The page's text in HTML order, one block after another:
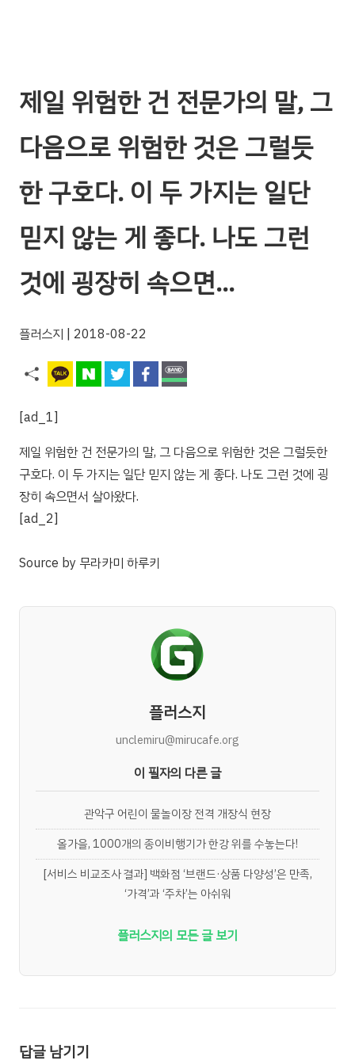
제일 위험한 건 전문가의 말, 그
다음으로 위험한 것은 그럴듯
한 구호다. 이 두 가지는 일단
믿지 않는 게 좋다. 나도 그런
것에 굉장히 속으면…
플러스지 | 2018-08-22
[ad_1]
제일 위험한 건 전문가의 말, 그 다음으로 위험한 것은 그럴듯한
구호다. 이 두 가지는 일단 믿지 않는 게 좋다. 나도 그런 것에 굉
장히 속으면서 살아왔다.
[ad_2]
Source by 무라카미 하루키
플러스지
unclemiru@mirucafe.org
이 필자의 다른 글
관악구 어린이 물놀이장 전격 개장식 현장
올가을, 1000개의 종이비행기가 한강 위를 수놓는다!
[서비스 비교조사 결과] 백화점 ‘브랜드·상품 다양성’은 만족,
‘가격’과 ‘주차’는 아쉬워
플러스지의 모든 글 보기
답글 남기기